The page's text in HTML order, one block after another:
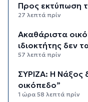
Προς εκτύπωση
27 λεπτά πρίν
Ακαθάριστα
ιδιοκτήτης δεν
57 λεπτά πρίν
ΣΥΡΙΖΑ: Η Νάξος
οικόπεδο”
1 ώρα 58 λεπτά πρίν